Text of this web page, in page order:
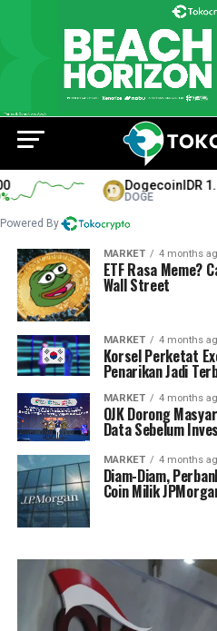
DogecoinIDR
DOGE -
Powered By
MARKET 4 months
ETF Rasa Meme?
Wall Street
MARKET 4 months
Korsel Perketat
Penarikan Jadi
MARKET 4 months
OJK Dorong
Data Sebelum
MARKET 4 months
Diam-Diam,
Coin Milik